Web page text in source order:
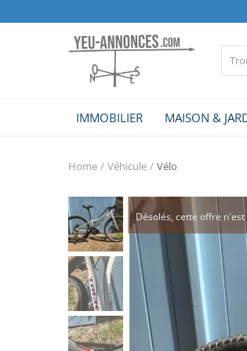
IMMOBILIER MAISON &
MAISON & JARDIN
SPORT & LOISIRS
Home Véhicule Vélo
Désolés, cette offre